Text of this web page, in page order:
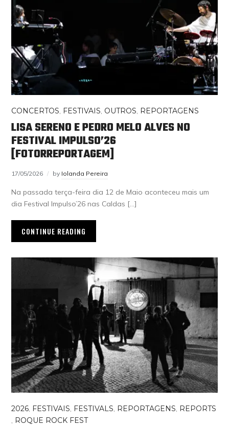
CONCERTOS, FESTIVAIS, OUTROS, REPORTAGENS
LISA SERENO E PEDRO MELO ALVES NO
FESTIVAL IMPULSO’26
[FOTORREPORTAGEM]
17/05/2026 by Iolanda Pereira
Na passada terça-feira dia 12 de Maio aconteceu mais um
dia Festival Impulso’26 nas Caldas […]
CONTINUE READING
2026, FESTIVAIS, FESTIVALS, REPORTAGENS, REPORTS
, ROQUE ROCK FEST